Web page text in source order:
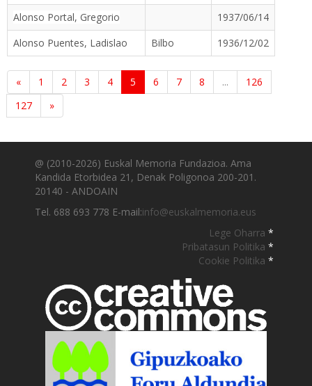
Alonso Portal, Gregorio
1937/06/14
Alonso Puentes, Ladislao
Bilbo 1936/12/02
« 1 2 3 4 5 6 7 8 ...
126
127
»
@ (2010-2026) Euskal Memoria Fundazioa. Ama
Kandida Etorbidea 21, Denak Poligonoa 200-201.
20140 - ANDOAIN
Tel. 688 693 778 E-mail:info@euskalmemoria.eus
Lege Oharra *
Pribatasun Politika *
Cookie Politika *